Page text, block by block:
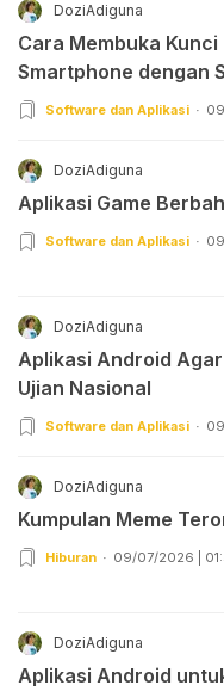
DoziAdiguna
Cara Membuka Kunci
Smartphone dengan
Software dan Aplikasi
DoziAdiguna
Aplikasi Game
Software dan Aplikasi
DoziAdiguna
Aplikasi Android
Ujian Nasional
Software dan Aplikasi
DoziAdiguna
Kumpulan Meme
Hiburan 09/07/2026 |
DoziAdiguna
Aplikasi Android